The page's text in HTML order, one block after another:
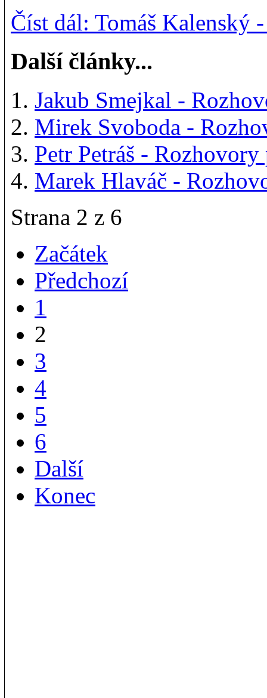
Číst dál: Tomáš Kalenský
Další články...
Jakub Smejkal -
Mirek Svoboda -
Petr Petráš -
Marek Hlaváč -
Strana 2 z 6
Začátek
Předchozí
1
2
3
4
5
6
Další
Konec